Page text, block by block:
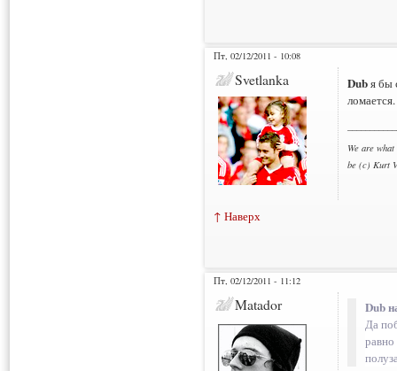
Пт, 02/12/2011 - 10:08
Svetlanka Dubя бы
We are
be (c) Kurt
↑ Наверх
Пт, 02/12/2011 - 11:12
Matador Dub
Да